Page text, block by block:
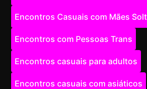
Encontros Casuais com Mães
Encontros com Pessoas Trans
Encontros casuais para adultos
Encontros casuais com asiáticos